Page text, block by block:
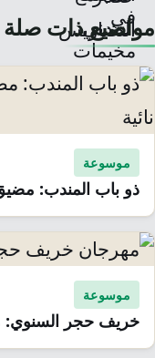
مواضيع ذات صلة
موسوعة
ذو باب المندب:
موسوعة
خريف حجر السنوي: